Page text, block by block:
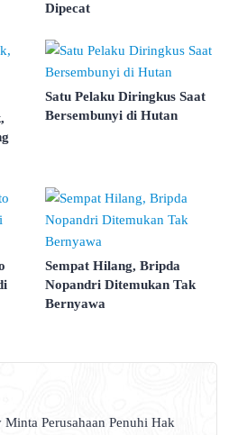
Dipecat
Satu Pelaku Diringkus Saat
Bersembunyi di Hutan
Sempat Hilang, Bripda
Nopandri Ditemukan Tak
Bernyawa
Perusahaan Penuhi Hak